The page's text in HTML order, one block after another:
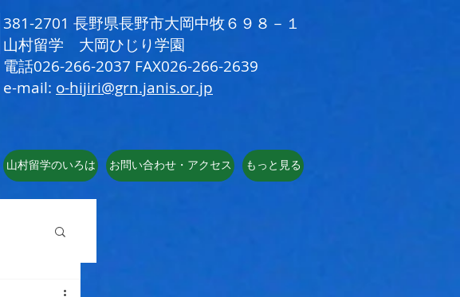
381-2701 長野県長野市大岡中牧６９８－１
​山村留学 大岡ひじり学園
電話026-266-2037 FAX026-266-2639
e-mail: o-hijiri@grn.janis.or.jp
山村留学のいろは お問い合わせ・アクセス もっと見る